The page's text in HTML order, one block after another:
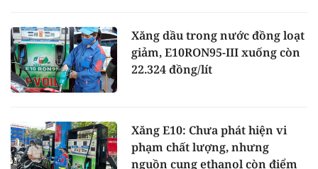
Xăng dầu trong nước đồng loạt
giảm, E10RON95-III xuống còn
22.324 đồng/lít
Xăng E10: Chưa phát hiện vi
phạm chất lượng, nhưng
nguồn cung ethanol còn điểm